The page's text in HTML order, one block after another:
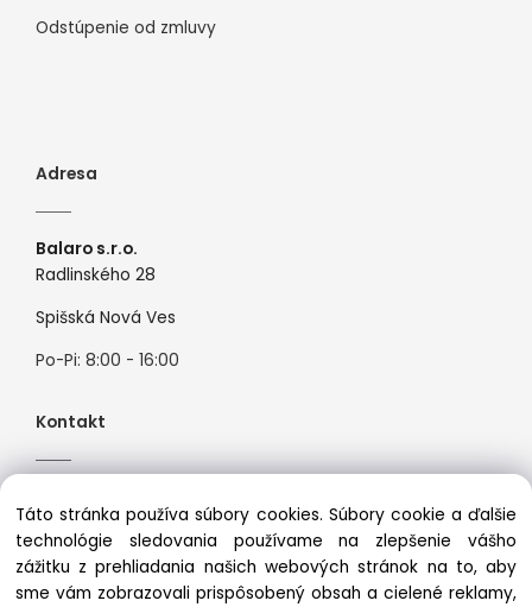
Odstúpenie od zmluvy
Adresa
Balaro s.r.o.
Radlinského 28
Spišská Nová Ves
Po-Pi: 8:00 - 16:00
Kontakt
Mail:info@premiosport.sk
Táto stránka používa súbory cookies. Súbory cookie a ďalšie
technológie sledovania používame na zlepšenie vášho
zážitku z prehliadania našich webových stránok na to, aby
sme vám zobrazovali prispôsobený obsah a cielené reklamy,